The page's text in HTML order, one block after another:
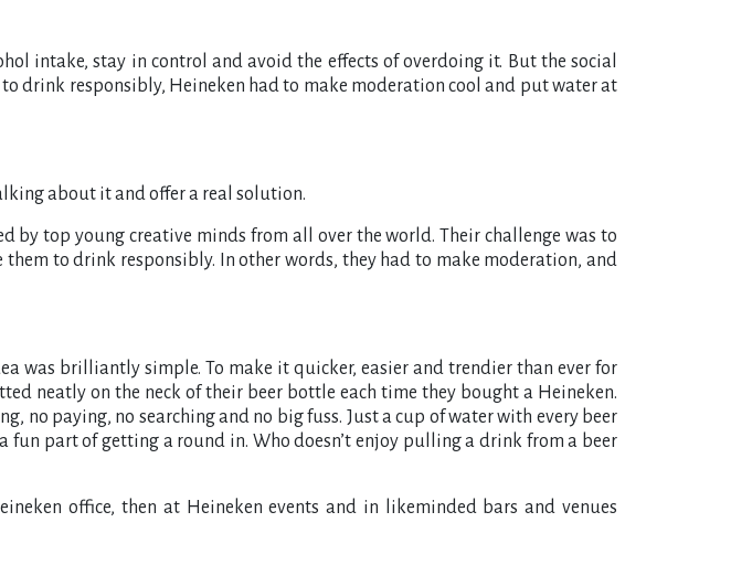
intake, stay in control and avoid the effects of overdoing it. But the social
drink responsibly, Heineken had to make moderation cool and put water at
about it and offer a real solution.
by top young creative minds from all over the world. Their challenge was to
to drink responsibly. In other words, they had to make moderation, and
was brilliantly simple. To make it quicker, easier and trendier than ever for
neatly on the neck of their beer bottle each time they bought a Heineken.
no paying, no searching and no big fuss. Just a cup of water with every beer
part of getting a round in. Who doesn’t enjoy pulling a drink from a beer
office, then at Heineken events and in likeminded bars and venues